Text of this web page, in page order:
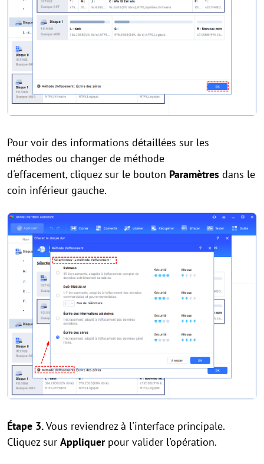
Pour voir des informations détaillées sur les
méthodes ou changer de méthode
d'effacement, cliquez sur le bouton Paramètres dans le
coin inférieur gauche.
Étape 3.Vous reviendrez à l'interface principale.
Cliquez sur Appliquerpour valider l'opération.